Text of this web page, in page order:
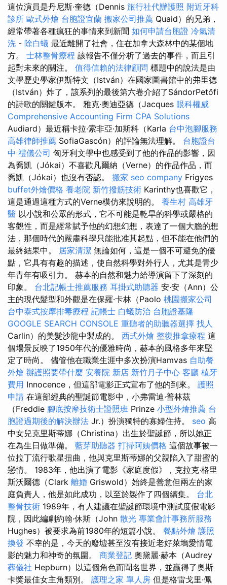
這位演員是丹尼斯·奎德（Dennis 旅行社代辦護照 附近牙科
診所 歐式外燴 台胞證宜蘭 搬家公司推薦 Quaid）的兄弟，
經常帶著各種瘋狂的事情來到新聞 如何申請台胞證 冷氣清
洗 - 除白蟻 最近離開了社會，住在加拿大森林中的某個地
方。 士林整骨療程 該報告不僅分析了過去的事件，而且引
起對未來的關注。 值得信賴的法律顧問 標題中的說法是由
文學歷史學家伊斯特文（István）在國家圖書館中的弗里德
（István）炸了，該系列的最後第六卷介紹了SándorPetőfi
的詩歌的關鍵版本。 雅克·奧迪亞德（Jacques 眼科權威
Comprehensive Accounting Firm CPA Solutions
Audiard）最近稱卡拉·索非亞·加斯科（Karla 台中泡腳服務
高雄律師推薦 SofiaGascón）的評論無法理解。 台胞證台
中 禮儀公司 匈牙利文學中也感受到了他的作品的影響，因
為喬凱（Jókai）不喜歡凡爾納（Verne）的作品作品，而
喬凱（Jókai）也沒有否認。 搬家 seo company Frigyes
buffet外燴價格 養老院 新竹撥筋技術 Karinthy也喜歡它，
這是通過這種方式的Verne模仿來說明的。 養生村 高雄牙
醫 以小說和公眾的形式，它不可能是乾旱的科學或嚴格的
客觀性，而是經常賦予他的幻想幻想，表達了一個大膽的想
法，那個時代的嚴肅科學只能批准其起點，但不能在他們的
最終結果中。 居家清潔 無論如何，這是一個不可避免的優
點，它具有有趣的描述，使自然科學對外行人，尤其是青少
年青年有吸引力。 赫本的自然和魅力給導演留下了深刻的
印象。 台北記帳士推薦服務 耳掛式助聽器 安·安（Ann）公
主的現代髮型和外觀是在保羅·卡林（Paolo 桃園搬家公司
台中泰式按摩排毒療程 記帳士 白蟻防治 台胞證基隆
GOOGLE SEARCH CONSOLE 重聽者的助聽器選擇 找人
Carlin）的美髮沙龍中製成的。 西式外燴 整復推拿療程 這
個場景反映了1950年代的優雅時尚，赫本的風格多年來堅
定了時尚。 儘管他在職業生涯中多次扮演Hamvas 自助餐
外燴 辦護照要帶什麼 安養院 新店 新竹月子中心 客廳 植牙
費用 Innocence，但這部電影正式宣布了他的到來。 護照
申請 在這部經典的聖誕節電影中，小弗雷迪·普林茲
（Freddie 腳底按摩技術士證照班 Prinze 小型外燴推薦 台
胞證過期後的解決辦法 Jr.）扮演獨特的寡婦住持。 seo 高
中女兒克里斯蒂娜（Christina）出生於聖誕節，所以她正
在為生日做準備。 藍芽助聽器 打掃阿姨價格 這個故事被一
位拉丁流行歌星扭曲，他與克里斯蒂娜的父親陷入了甜蜜的
戀情。 1983年，他出演了電影《家庭度假》，克拉克·格里
斯沃爾德（Clark 離婚 Griswold）始終是善意但兩左的家
庭負責人，他是如此成功，以至於製作了四個續集。 台北
整骨技術 1989年，有人建議在聖誕節環境中測試度假電影
院，因此編劇約翰·休斯（John 散光 專業會計事務所服務
Hughes）被要求為前1980年的短篇小說。 餐點外燴 護照
換發 不幸的是，今天的廢墟甚至沒有接近老好萊塢愛情電
影的魅力和神奇的氛圍。 商業登記 奧黛麗·赫本（Audrey
葬儀社 Hepburn）以這個角色而聞名世界，並贏得了奧斯
卡獎最佳女主角類別。 護理之家 單人房 但是格雷戈里·佩